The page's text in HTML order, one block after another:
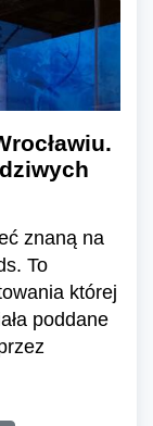
znaną na
To
której
poddane